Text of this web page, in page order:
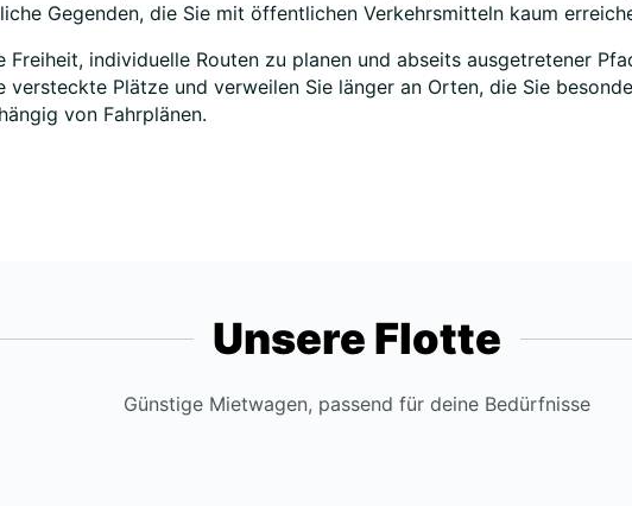
Gegenden, die Sie mit öffentlichen Verkehrsmitteln kaum
Freiheit, individuelle Routen zu planen und abseits ausgetretener
Plätze und verweilen Sie länger an Orten, die Sie
von Fahrplänen.
Unsere Flotte
Günstige Mietwagen, passend für deine Bedürfnisse